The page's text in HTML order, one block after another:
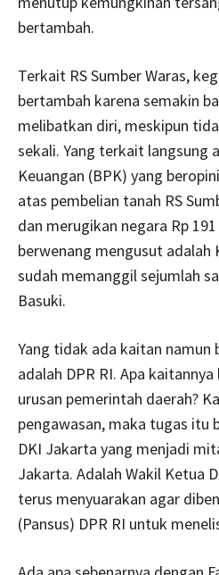
bertambah.
Terkait RS Sumber Waras,
bertambah karena semakin
melibatkan diri, meskipun
sekali. Yang terkait langsung
Keuangan (BPK) yang
atas pembelian tanah RS
dan merugikan negara Rp
berwenang mengusut adalah
sudah memanggil sejumlah
Basuki.
Yang tidak ada kaitan namun
adalah DPR RI. Apa
urusan pemerintah daerah?
pengawasan, maka tugas itu
DKI Jakarta yang menjadi
Jakarta. Adalah Wakil Ketua
terus menyuarakan agar
(Pansus) DPR RI untuk